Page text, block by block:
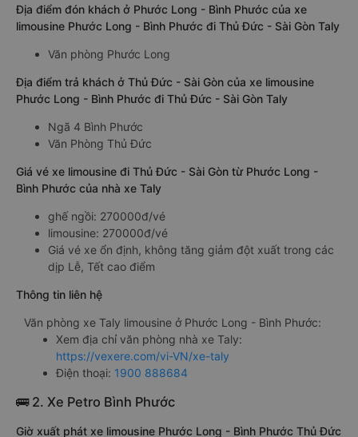
Địa điểm đón khách ở Phước Long - Bình Phước của xe
limousine Phước Long - Bình Phước đi Thủ Đức - Sài Gòn Taly
Văn phòng Phước Long
Địa điểm trả khách ở Thủ Đức - Sài Gòn của xe limousine
Phước Long - Bình Phước đi Thủ Đức - Sài Gòn Taly
Ngã 4 Bình Phước
Văn Phòng Thủ Đức
Giá vé xe limousine đi Thủ Đức - Sài Gòn từ Phước Long -
Bình Phước của nhà xe Taly
ghế ngồi: 270000đ/vé
limousine: 270000đ/vé
Giá vé xe ổn định, không tăng giảm đột xuất trong các
dịp Lễ, Tết cao điểm
Thông tin liên hệ
Văn phòng xe Taly limousine ở Phước Long - Bình Phước:
Xem địa chỉ văn phòng nhà xe Taly:
https://vexere.com/vi-VN/xe-taly
Điện thoại: 1900 888684
🚌 2. Xe Petro Bình Phước
Giờ xuất phát xe limousine Phước Long - Bình Phước Thủ Đức